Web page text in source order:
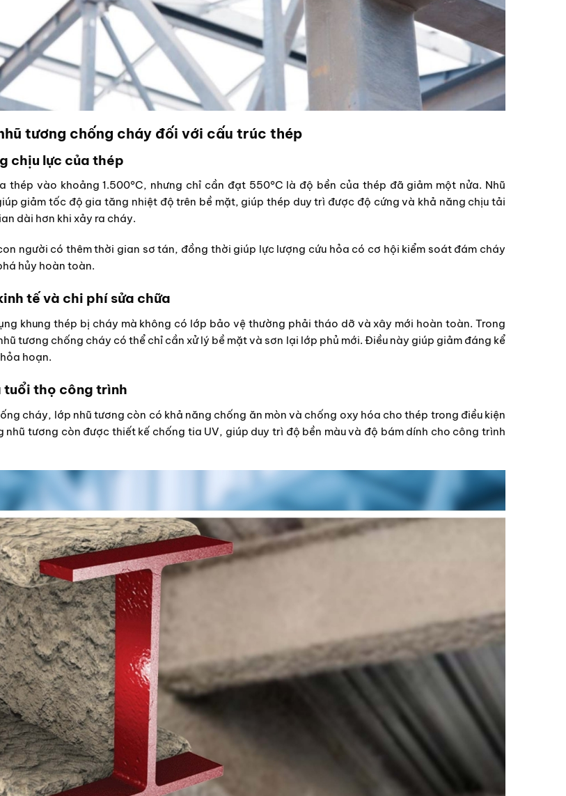
tương chống cháy đối với cấu trúc thép
chịu lực của thép
thép vào khoảng 1.500°C, nhưng chỉ cần đạt 550°C là độ bền của thép đã giảm một nửa. Nhũ
giảm tốc độ gia tăng nhiệt độ trên bề mặt, giúp thép duy trì được độ cứng và khả năng chịu tải
dài hơn khi xảy ra cháy.
người có thêm thời gian sơ tán, đồng thời giúp lực lượng cứu hỏa có cơ hội kiểm soát đám cháy
hủy hoàn toàn.
tế và chi phí sửa chữa
khung thép bị cháy mà không có lớp bảo vệ thường phải tháo dỡ và xây mới hoàn toàn. Trong
tương chống cháy có thể chỉ cần xử lý bề mặt và sơn lại lớp phủ mới. Điều này giúp giảm đáng kể
hoạn.
tuổi thọ công trình
cháy, lớp nhũ tương còn có khả năng chống ăn mòn và chống oxy hóa cho thép trong điều kiện
nhũ tương còn được thiết kế chống tia UV, giúp duy trì độ bền màu và độ bám dính cho công trình